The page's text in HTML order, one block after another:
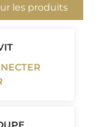
les produits